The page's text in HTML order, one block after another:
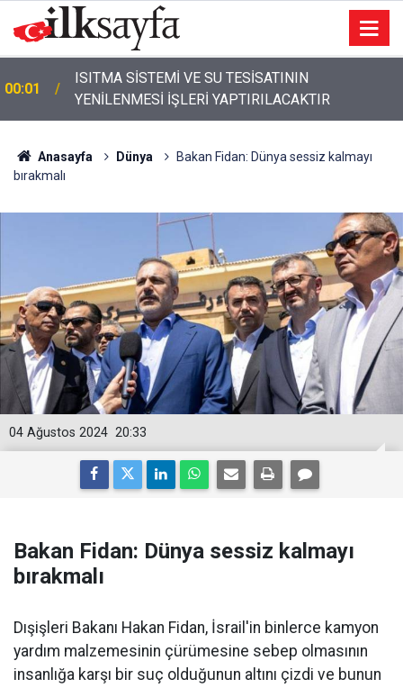
00:01
ISITMA SİSTEMİ VE SU TESİSATININ
YENİLENMESİ İŞLERİ YAPTIRILACAKTIR
Anasayfa Dünya
Bakan Fidan: Dünya sessiz kalmayı
bırakmalı
20:33
04 Ağustos 2024
Bakan Fidan: Dünya sessiz kalmayı
bırakmalı
Dışişleri Bakanı Hakan Fidan, İsrail'in binlerce kamyon
yardım malzemesinin çürümesine sebep olmasının
insanlığa karşı bir suç olduğunun altını çizdi ve bunun